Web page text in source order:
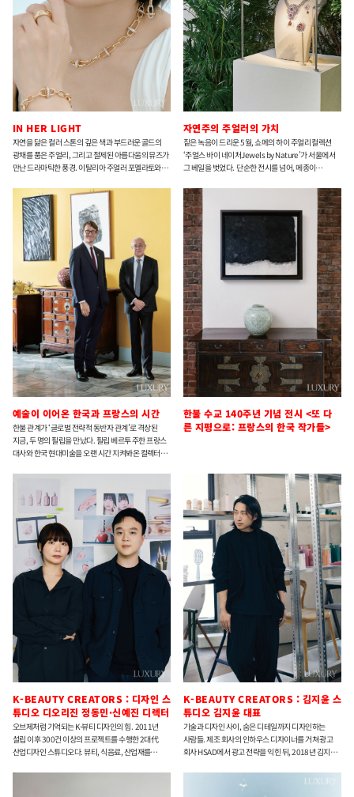
IN HER LIGHT
자연을 닮은 컬러 스톤의 깊은 색과 부드러운 골드의
광채를 품은 주얼리, 그리고 절제된 아름다움의 뮤즈가
만난 드라마틱한 풍경. 이탈리아 주얼러 포멜라토와
자연주의 주얼러의 가치
짙은 녹음이 드리운 5월, 쇼메의 하이 주얼리 컬렉션
‘주얼스 바이 네이처Jewels by Nature’가 서울에서
그 베일을 벗었다. 단순한 전시를 넘어, 메종이
서사다.
예술이 이어온 한국과 프랑스의 시간
한불 관계가 ‘글로벌 전략적 동반자 관계’로 격상된
지금, 두 명의 필립을 만났다. 필립 베르투 주한 프랑스
대사와 한국 현대미술을 오랜 시간 지켜봐온 컬렉터
이들의 대화는 예술이 어떻게 한 시대의 기억을
보존하고, 다음 세대를 향한 관계의 지도를 그려나갈지
들려준다.
한불 수교 140주년 기념 전시 <또 다
른 지평으로: 프랑스의 한국 작가들>
K-BEAUTY CREATORS : 디자인 스
튜디오 디오리진 정동민·신예진 디렉터
오브제처럼 기억되는 K-뷰티 디자인의 힘. 2011년
설립 이후 300건 이상의 프로젝트를 수행한 2대代
산업디자인 스튜디오다. 뷰티, 식음료, 산업재를
녹여낸다. 가상의 뷰티 브랜드 ‘ORGN’을 통해
K-BEAUTY CREATORS : 김지윤 스
튜디오 김지윤 대표
기술과 디자인 사이, 숨은 디테일까지 디자인하는
사람들. 제조 회사의 인하우스 디자이너를 거쳐 광고
회사 HSAD에서 광고 전략을 익힌 뒤, 2018년 김지윤
피트니스 장비 등 다양한 카테고리를 아우르면서
브랜드의 언어를 다루고, 제품과 패키지를 디자인하며,